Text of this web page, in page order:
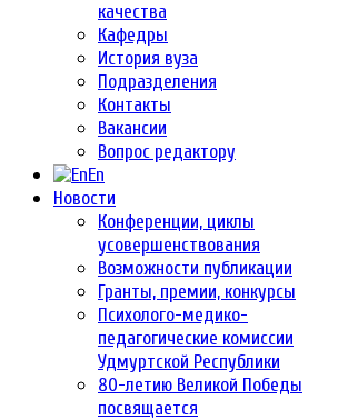
качества
Кафедры
История вуза
Подразделения
Контакты
Вакансии
Вопрос редактору
En
Новости
Конференции, циклы
усовершенствования
Возможности публикации
Гранты, премии, конкурсы
Психолого-медико-
педагогические комиссии
Удмуртской Республики
80-летию Великой Победы
посвящается